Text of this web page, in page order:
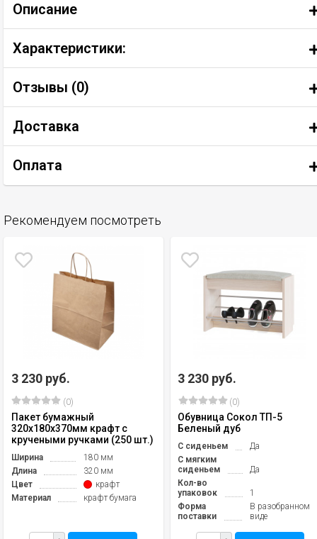
Описание
Характеристики:
Отзывы (0)
Доставка
Оплата
Рекомендуем посмотреть
3 230 руб.
(0)
Пакет бумажный
320х180х370мм крафт с
кручеными ручками (250 шт.)
Ширина
180 мм
Длина
320 мм
Цвет
крафт
Материал
крафт бумага
3 230 руб.
(0)
Обувница Сокол ТП-5
Беленый дуб
С сиденьем
Да
С мягким
сиденьем
Да
Кол-во
упаковок
1
Форма
поставки
В разобранном
виде